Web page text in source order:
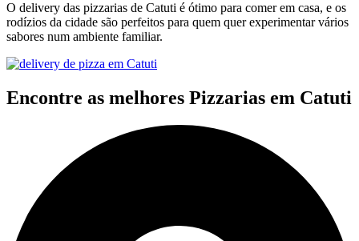
O delivery das pizzarias de Catuti é ótimo para comer em casa, e os
rodízios da cidade são perfeitos para quem quer experimentar vários
sabores num ambiente familiar.
Encontre as melhores Pizzarias em Catuti